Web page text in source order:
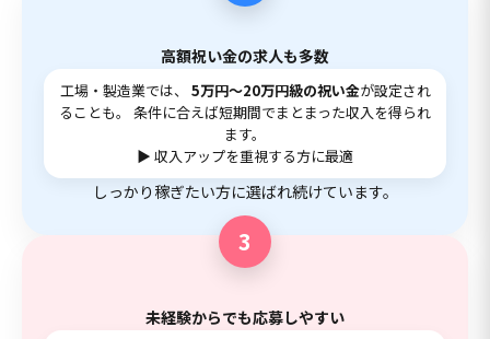
高額祝い金の求人も多数
工場・製造業では、 5万円〜20万円級の祝い金が設定され
ることも。 条件に合えば短期間でまとまった収入を得られ
ます。
▶ 収入アップを重視する方に最適
しっかり稼ぎたい方に選ばれ続けています。
3
未経験からでも応募しやすい